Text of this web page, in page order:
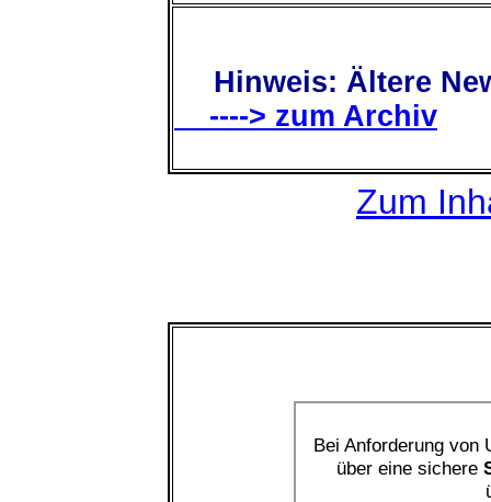
Hinweis: Ältere
----> zum Archiv
Zum